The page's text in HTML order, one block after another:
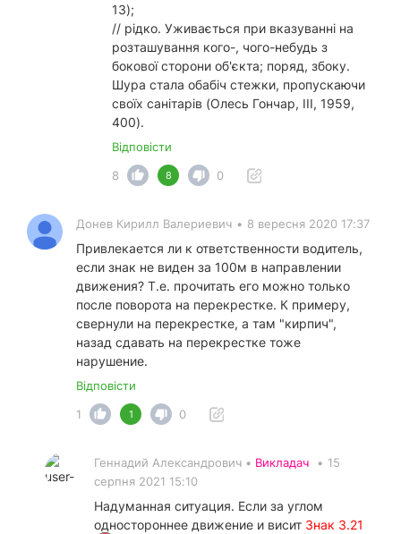
13);
// рідко. Уживається при вказуванні на
розташування кого-, чого-небудь з
бокової сторони об'єкта; поряд, збоку.
Шура стала обабіч стежки, пропускаючи
своїх санітарів (Олесь Гончар, III, 1959,
400).
Відповісти
8
8 0
Донев Кирилл Валериевич • 8 вересня 2020 17:37
Привлекается ли к ответственности водитель,
если знак не виден за 100м в направлении
движения? Т.е. прочитать его можно только
после поворота на перекрестке. К примеру,
свернули на перекрестке, а там "кирпич",
назад сдавать на перекрестке тоже
нарушение.
Відповісти
1
1 0
Геннадий Александрович • Викладач • 15
серпня 2021 15:10
Надуманная ситуация. Если за углом
одностороннее движение и висит Знак 3.21